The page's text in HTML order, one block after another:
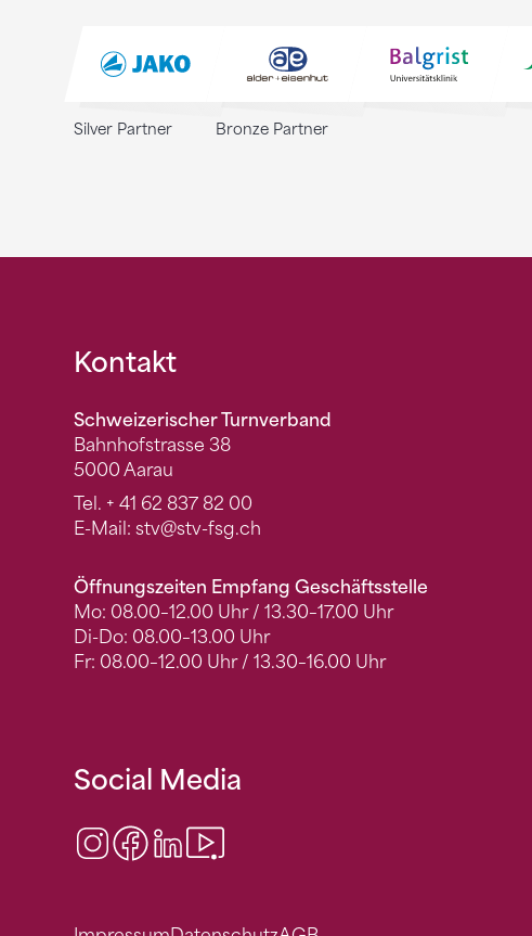
Silver Partner Bronze Partner
Fusszeile
Kontakt
Schweizerischer Turnverband
Bahnhofstrasse 38
5000 Aarau
Tel. + 41 62 837 82 00
E-Mail: stv@stv-fsg.ch
Öffnungszeiten Empfang Geschäftsstelle
Mo: 08.00–12.00 Uhr / 13.30–17.00 Uhr
Di-Do: 08.00–13.00 Uhr
Fr: 08.00–12.00 Uhr / 13.30–16.00 Uhr
Social Media
Instagram
Facebook
LinkedIn